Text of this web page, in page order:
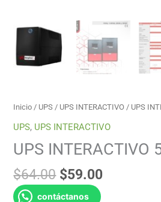
Inicio / UPS / UPS INTERACTIVO / UPS
UPS, UPS INTERACTIVO
UPS INTERACTIVO
$64.00 $59.00
contáctanos